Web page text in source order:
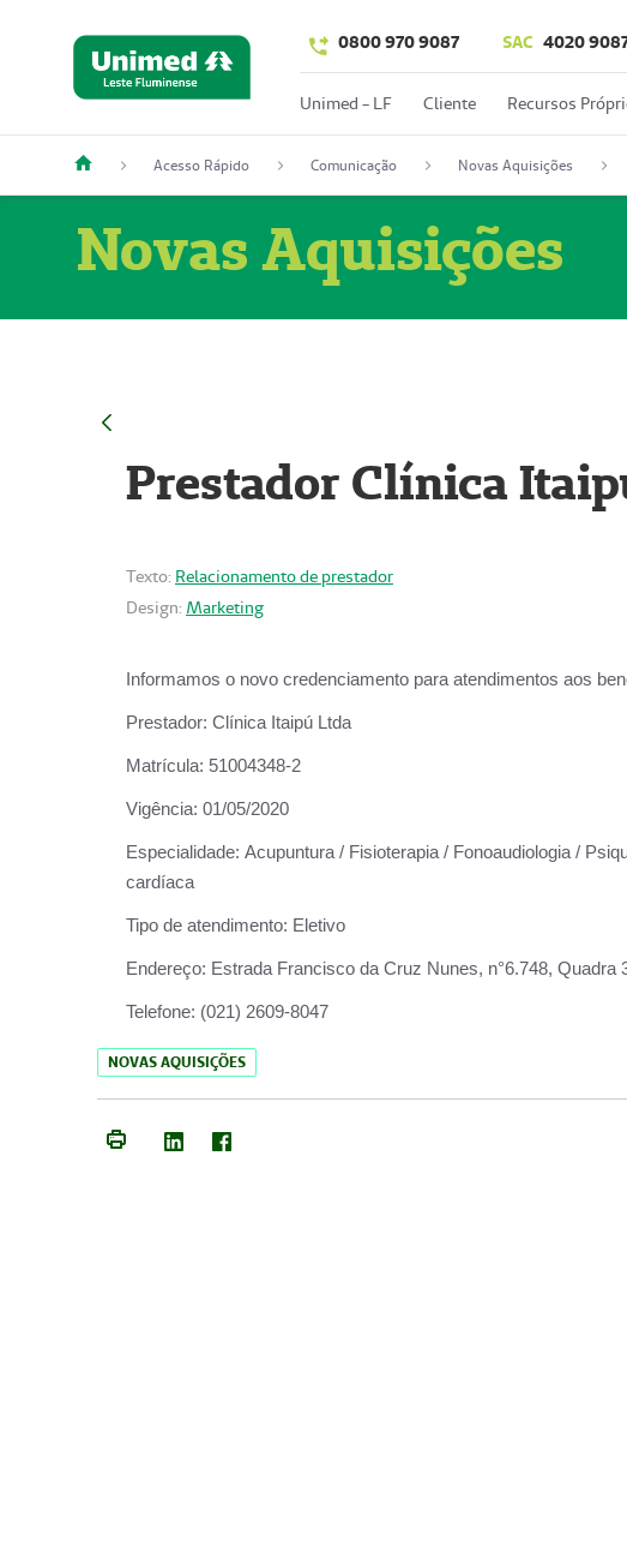
0800 970 9087 SAC 4020
Unimed - LF Cliente Recursos
Acesso Rápido Comunicação Novas Aquisições
Novas Aquisições
Prestador Clínica
Texto: Relacionamento de prestador
Design: Marketing
Informamos o novo credenciamento para atendimentos aos
Prestador: Clínica Itaipú Ltda
Matrícula: 51004348-2
Vigência: 01/05/2020
Especialidade: Acupuntura / Fisioterapia / Fonoaudiologia /
cardíaca
Tipo de atendimento: Eletivo
Endereço: Estrada Francisco da Cruz Nunes, n°6.748,
Telefone: (021) 2609-8047
NOVAS AQUISIÇÕES